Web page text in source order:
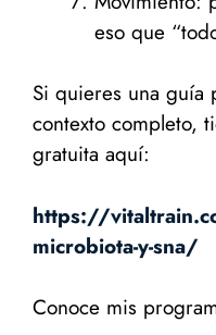
eso que
Si quieres una guía
contexto completo,
gratuita aquí:
https://
microbiota-y-sna/
Conoce mis